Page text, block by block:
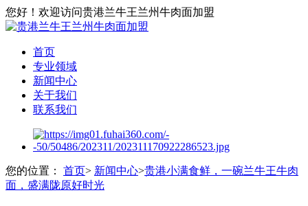
您好！欢迎访问贵港兰牛王兰州牛肉面加盟
首页
专业领域
新闻中心
关于我们
联系我们
您的位置： 首页> 新闻中心>贵港小满食鲜，一碗兰牛王牛肉
面，盛满陇原好时光